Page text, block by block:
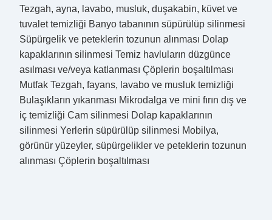
Tezgah, ayna, lavabo, musluk, duşakabin, küvet ve
tuvalet temizliği Banyo tabanının süpürülüp silinmesi
Süpürgelik ve peteklerin tozunun alınması Dolap
kapaklarının silinmesi Temiz havluların düzgünce
asılması ve/veya katlanması Çöplerin boşaltılması
Mutfak Tezgah, fayans, lavabo ve musluk temizliği
Bulaşıkların yıkanması Mikrodalga ve mini fırın dış ve
iç temizliği Cam silinmesi Dolap kapaklarının
silinmesi Yerlerin süpürülüp silinmesi Mobilya,
görünür yüzeyler, süpürgelikler ve peteklerin tozunun
alınması Çöplerin boşaltılması